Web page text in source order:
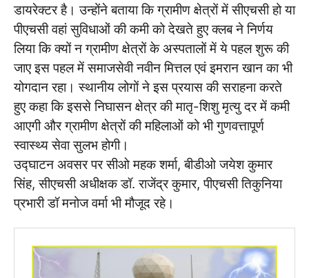
डायरेक्टर है। उन्होंने बताया कि ग्रामीण क्षेत्रों में सीएचसी हो या
पीएचसी वहां सुविधाओं की कमी को देखते हुए क्लब ने निर्णय
लिया कि क्यों न ग्रामीण क्षेत्रों के अस्पतालों में ये पहल शुरू की
जाए इस पहल में समाजसेवी नवीन मित्तल एवं इमरान खान का भी
योगदान रहा। स्थानीय लोगों ने इस प्रयास की सराहना करते
हुए कहा कि इससे निघासन क्षेत्र की मातृ-शिशु मृत्यु दर में कमी
आएगी और ग्रामीण क्षेत्रों की महिलाओं को भी गुणवत्तापूर्ण
स्वास्थ्य सेवा सुलभ होगी।
उद्घाटन अवसर पर सीओ महक शर्मा, बीडीओ जयेश कुमार
सिंह, सीएचसी अधीक्षक डॉ. राजेंद्र कुमार, पीएचसी तिकुनिया
प्रभारी डॉ मनोज वर्मा भी मौजूद रहे।